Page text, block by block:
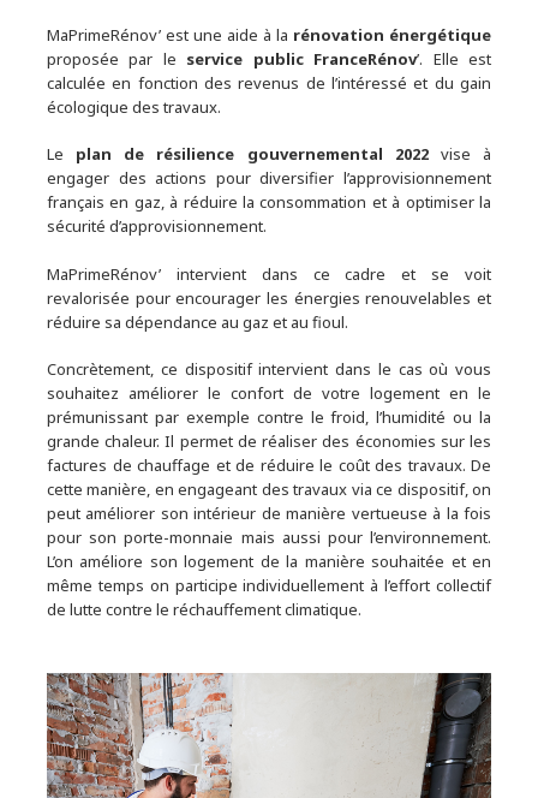
MaPrimeRénov’ est une aide à la rénovation énergétique
proposée par le service public FranceRénov’. Elle est
calculée en fonction des revenus de l’intéressé et du gain
écologique des travaux.
Le plan de résilience gouvernemental 2022vise à
engager des actions pour diversifier l’approvisionnement
français en gaz, à réduire la consommation et à optimiser la
sécurité d’approvisionnement.
MaPrimeRénov’ intervient dans ce cadre et se voit
revalorisée pour encourager les énergies renouvelables et
réduire sa dépendance au gaz et au fioul.
Concrètement, ce dispositif intervient dans le cas où vous
souhaitez améliorer le confort de votre logement en le
prémunissant par exemple contre le froid, l’humidité ou la
grande chaleur. Il permet de réaliser des économies sur les
factures de chauffage et de réduire le coût des travaux. De
cette manière, en engageant des travaux via ce dispositif, on
peut améliorer son intérieur de manière vertueuse à la fois
pour son porte-monnaie mais aussi pour l’environnement.
L’on améliore son logement de la manière souhaitée et en
même temps on participe individuellement à l’effort collectif
de lutte contre le réchauffement climatique.